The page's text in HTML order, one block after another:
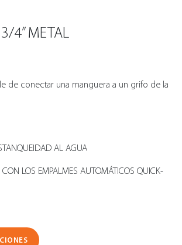
4” METAL
de conectar una manguera a un grifo de la
AL AGUA
CON LOS EMPALMES AUTOMÁTICOS QUICK-